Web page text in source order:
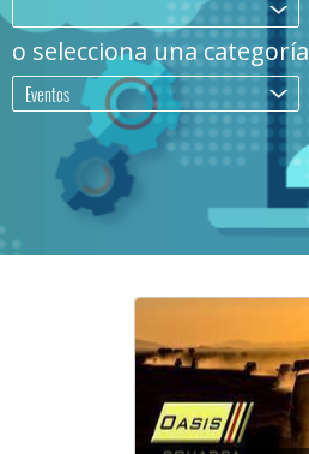
.
o selecciona una categoría
Eventos .